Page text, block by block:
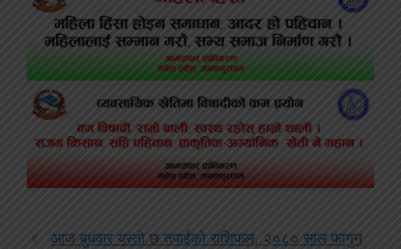
आज बुधवार यस्तो छ तपाईको राशिफल, २०८० साल फागुन